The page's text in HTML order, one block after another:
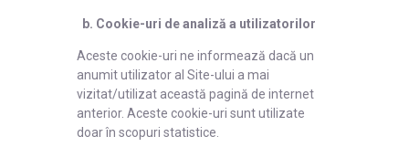
b. Cookie-uri de analiză a utilizatorilor
Aceste cookie-uri ne informează dacă un
anumit utilizator al Site-ului a mai
vizitat/utilizat această pagină de internet
anterior. Aceste cookie-uri sunt utilizate
doar în scopuri statistice.